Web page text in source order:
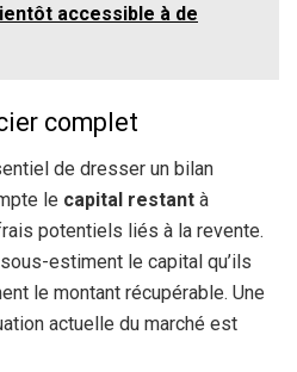
accessible à de
complet
de dresser un bilan
le capital restant à
potentiels liés à la revente.
estiment le capital qu’ils
le montant récupérable. Une
actuelle du marché est